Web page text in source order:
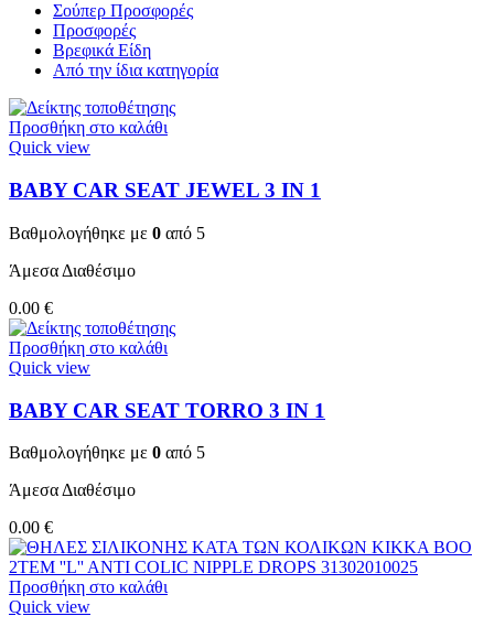
Σούπερ Προσφορές
Προσφορές
Βρεφικά Είδη
Από την ίδια κατηγορία
Προσθήκη στο καλάθι
Quick view
BABY CAR SEAT JEWEL 3 ΙΝ 1
Βαθμολογήθηκε με 0 από 5
Άμεσα Διαθέσιμο
0.00 €
Προσθήκη στο καλάθι
Quick view
BABY CAR SEAT TORRO 3 ΙΝ 1
Βαθμολογήθηκε με 0 από 5
Άμεσα Διαθέσιμο
0.00 €
Προσθήκη στο καλάθι
Quick view